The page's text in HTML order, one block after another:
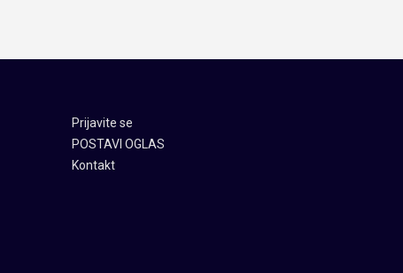
Prijavite se
POSTAVI OGLAS
Kontakt